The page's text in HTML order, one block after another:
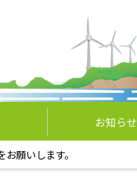
お知らせ
願いします。